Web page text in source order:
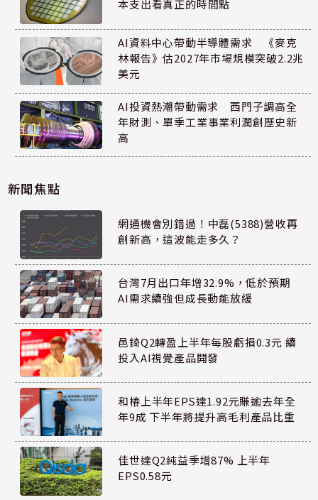
本支出看真正的時間點
AI資料中心帶動半導體需求 《麥克
林報告》估2027年市場規模突破2.2兆
美元
AI投資熱潮帶動需求 西門子調高全
年財測、單季工業事業利潤創歷史新
高
新聞焦點
網通機會別錯過！中磊(5388)營收再
創新高，這波能走多久？
台灣7月出口年增32.9%，低於預期
AI需求續強但成長動能放緩
邑錡Q2轉盈上半年每股虧損0.3元 續
投入AI視覺產品開發
和椿上半年EPS達1.92元賺逾去年全
年9成 下半年將提升高毛利產品比重
佳世達Q2純益季增87% 上半年
EPS0.58元